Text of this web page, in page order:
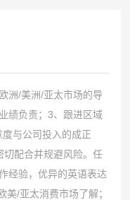
洲/美洲/亚太市场的导
绩负责；3、跟进区域
与公司投入的成正
切配合并规避风险。任
经验，优异的英语表达
/亚太消费市场了解；